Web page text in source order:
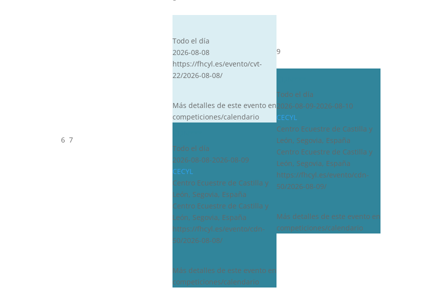
6 7
Todo el día
2026-08-08
https://fhcyl.es/evento/cvt-
22/2026-08-08/
Más detalles de este evento en
competiciones/calendario
Todo el día
2026-08-08-2026-08-09
CECYL
Centro Ecuestre de Castilla y
León, Segovia, España
Centro Ecuestre de Castilla y
León, Segovia, España
https://fhcyl.es/evento/cdn-
50/2026-08-08/
Más detalles de este evento en
competiciones/calendario
9
Todo el día
2026-08-09-2026-08-10
CECYL
Centro Ecuestre de Castilla y
León, Segovia, España
Centro Ecuestre de Castilla y
León, Segovia, España
https://fhcyl.es/evento/cdn-
50/2026-08-09/
Más detalles de este evento en
competiciones/calendario